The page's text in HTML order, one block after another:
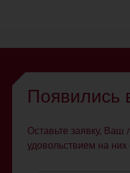
Появились
Оставьте заявку,
удовольствием на них